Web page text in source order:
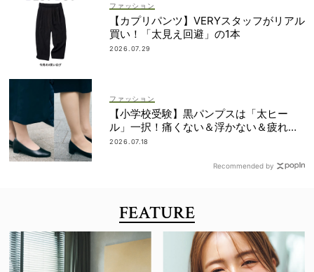
ファッション
【カプリパンツ】VERYスタッフがリアル
買い！「太見え回避」の1本
2026.07.29
ファッション
【小学校受験】黒パンプスは「太ヒー
ル」一択！痛くない＆浮かない＆疲れな
い先輩ママたちのベストバイ4選
2026.07.18
Recommended by
FEATURE